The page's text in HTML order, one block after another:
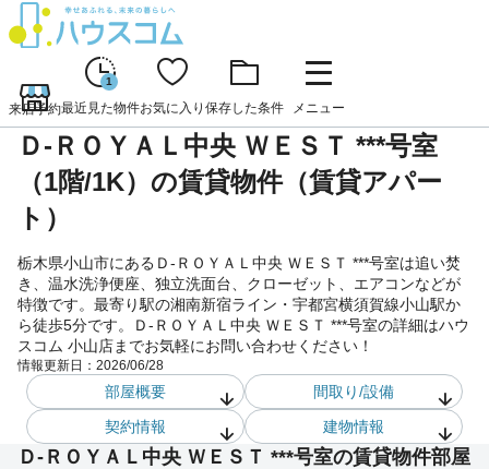
来店予約
1
最近見た物件お気に入り 保存した条件 メニュー
Ｄ-ＲＯＹＡＬ中央 ＷＥＳＴ ***号室
（1階/1K）の賃貸物件（賃貸アパー
ト）
栃木県小山市にあるＤ-ＲＯＹＡＬ中央 ＷＥＳＴ ***号室は追い焚
き、温水洗浄便座、独立洗面台、クローゼット、エアコンなどが
特徴です。最寄り駅の湘南新宿ライン・宇都宮横須賀線小山駅か
ら徒歩5分です。Ｄ-ＲＯＹＡＬ中央 ＷＥＳＴ ***号室の詳細はハウ
スコム 小山店までお気軽にお問い合わせください！
情報更新日： 2026/06/28
部屋概要
間取り/設備
契約情報
建物情報
Ｄ-ＲＯＹＡＬ中央 ＷＥＳＴ ***号室の賃貸物件部屋